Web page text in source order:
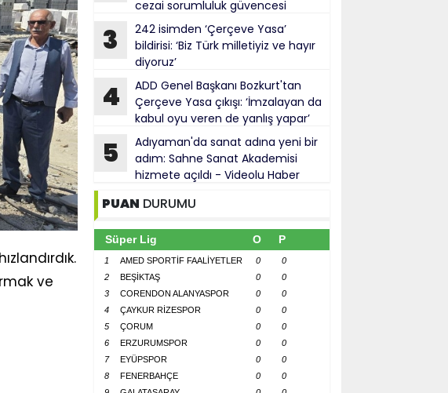
ve
cezai sorumluluk güvencesi
3
242 isimden ‘Çerçeve Yasa’
bildirisi: ‘Biz Türk milletiyiz ve hayır
diyoruz’
4
ADD Genel Başkanı Bozkurt'tan
Çerçeve Yasa çıkışı: ‘İmzalayan da
kabul oyu veren de yanlış yapar’
5
Adıyaman'da sanat adına yeni bir
adım: Sahne Sanat Akademisi
hizmete açıldı - Videolu Haber
PUAN DURUMU
Süper Lig O P
1 AMED SPORTİF FAALİYETLER 0
0
2
BEŞİKTAŞ 0
0
3
CORENDON ALANYASPOR 0
0
4
ÇAYKUR RİZESPOR 0
0
5
ÇORUM 0
0
6
ERZURUMSPOR 0
0
7
EYÜPSPOR 0
0
8
FENERBAHÇE 0
0